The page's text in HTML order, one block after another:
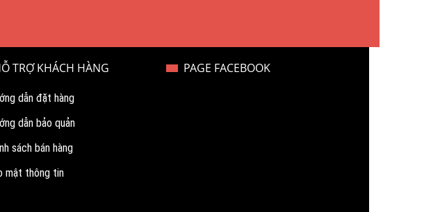
TRỢ KHÁCH HÀNG
dẫn đặt hàng
dẫn bảo quản
sách bán hàng
mật thông tin
PAGE FACEBOOK